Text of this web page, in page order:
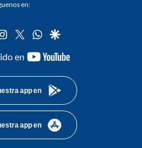
en:
instagram
twitterwhatsapp
google
en
youtube-
app en
app en